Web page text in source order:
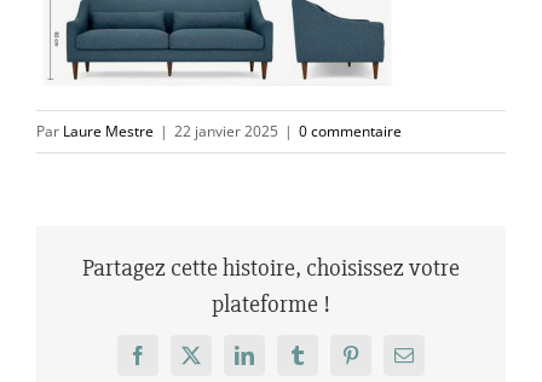
Par Laure Mestre | 22 janvier 2025 | 0 commentaire
Partagez cette histoire, choisissez votre
plateforme !
Facebook
X LinkedInTumblrPinterestEmail